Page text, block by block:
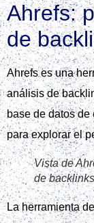
Ahrefs:
de
Ahrefs es una
análisis de
base de datos
para explorar el
Vista de
de
La herramienta